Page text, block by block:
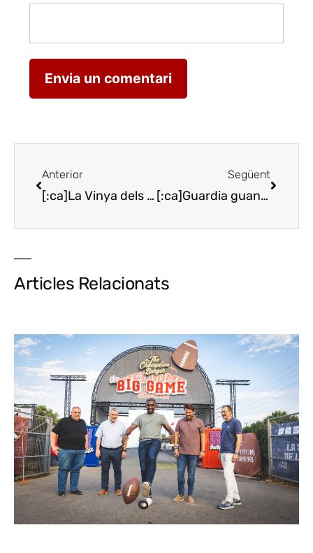
Anterior
[:ca]La Vinya dels Artistes aposta per Carlos Pazos, aquest 2018[:es]La Viña de los Artistas apuesta por Carlos Pazos, este 2018[:]
Següent
[:ca]Guardia guanya el Ciutat de Lleida de cocteleria[:es]Guardia gana el Ciudad de Lleida de coctelería[:]
Articles Relacionats